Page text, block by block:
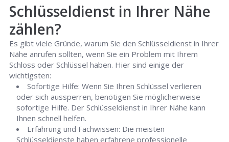
Schlüsseldienst in Ihrer Nähe
zählen?
Es gibt viele Gründe, warum Sie den Schlüsseldienst in Ihrer
Nähe anrufen sollten, wenn Sie ein Problem mit Ihrem
Schloss oder Schlüssel haben. Hier sind einige der
wichtigsten:
Sofortige Hilfe: Wenn Sie Ihren Schlüssel verlieren
oder sich aussperren, benötigen Sie möglicherweise
sofortige Hilfe. Der Schlüsseldienst in Ihrer Nähe kann
Ihnen schnell helfen.
Erfahrung und Fachwissen: Die meisten
Schlüsseldienste haben erfahrene professionelle